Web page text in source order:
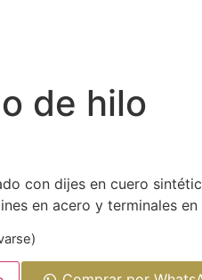
de hilo
con dijes en cuero
en acero y terminales